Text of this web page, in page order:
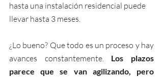
hasta una instalación residencial puede
llevar hasta 3 meses.
¿Lo bueno? Que todo es un proceso y hay
avances constantemente. Los plazos
parece que se van agilizando, pero